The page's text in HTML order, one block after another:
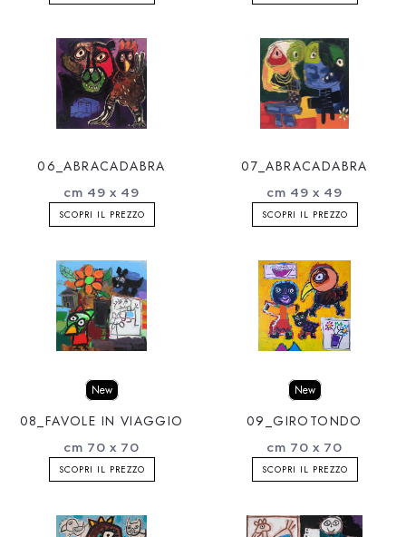
06_ABRACADABRA
cm 49 x 49
SCOPRI IL PREZZO
07_ABRACADABRA
cm 49 x 49
SCOPRI IL PREZZO
New
08_FAVOLE IN VIAGGIO
cm 70 x 70
SCOPRI IL PREZZO
New
09_GIROTONDO
cm 70 x 70
SCOPRI IL PREZZO